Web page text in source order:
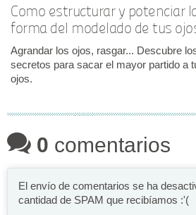
Como estructurar y potenciar
forma del modelado de tus
Agrandar los ojos, rasgar... Descubre
secretos para sacar el mayor partido a
ojos.
0 comentarios
El envío de comentarios se ha
cantidad de SPAM que recibíamos :'(